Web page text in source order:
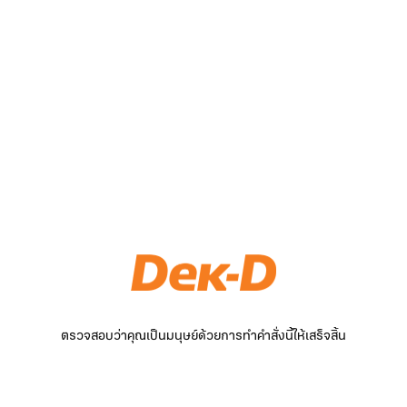
ตรวจสอบว่าคุณเป็นมนุษย์ด้วยการทำคำสั่งนี้ให้เสร็จสิ้น